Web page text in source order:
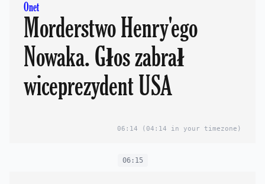
Onet
Morderstwo Henry'ego
Nowaka. Głos zabrał
wiceprezydent USA
06:14 (04:14 in your timezone)
06:15